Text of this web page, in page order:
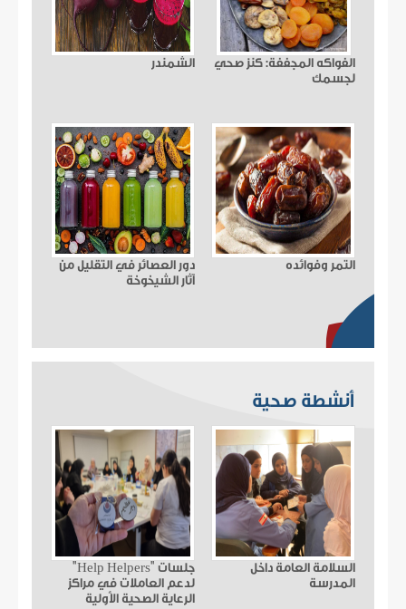
الفواكه المجففة: كنز صحي
لجسمك
الشمندر
التمر وفوائده
دور العصائر في التقليل من
آثار الشيخوخة
أنشطة صحية
السلامة العامة داخل
المدرسة
جلسات "Help Helpers"
لدعم العاملات في مراكز
الرعاية الصحية الأولية